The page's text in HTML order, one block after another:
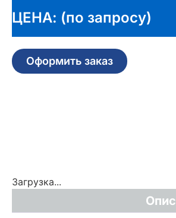
ЦЕНА: (по запросу)
Оформить заказ
Загрузка...